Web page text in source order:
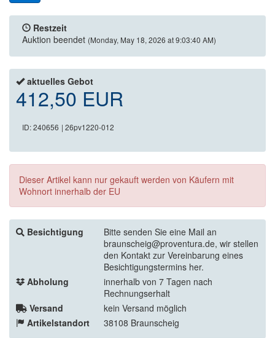
Restzeit
Auktion beendet (Monday, May 18, 2026 at 9:03:40 AM)
aktuelles Gebot
412,50 EUR
ID: 240656 | 26pv1220-012
Dieser Artikel kann nur gekauft werden von Käufern mit
Wohnort innerhalb der EU
Besichtigung
Bitte senden Sie eine Mail an
braunscheig@proventura.de, wir stellen
den Kontakt zur Vereinbarung eines
Besichtigungstermins her.
Abholung
innerhalb von 7 Tagen nach
Rechnungserhalt
Versand
kein Versand möglich
Artikelstandort
38108 Braunscheig